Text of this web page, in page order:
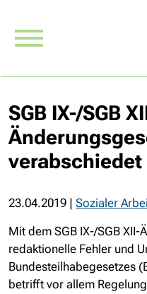
SGB IX-/SGB
verabschiedet
23.04.2019 | Sozialer
Mit dem SGB IX-/SGB
redaktionelle Fehler und
Bundesteilhabegesetzes
betrifft vor allem